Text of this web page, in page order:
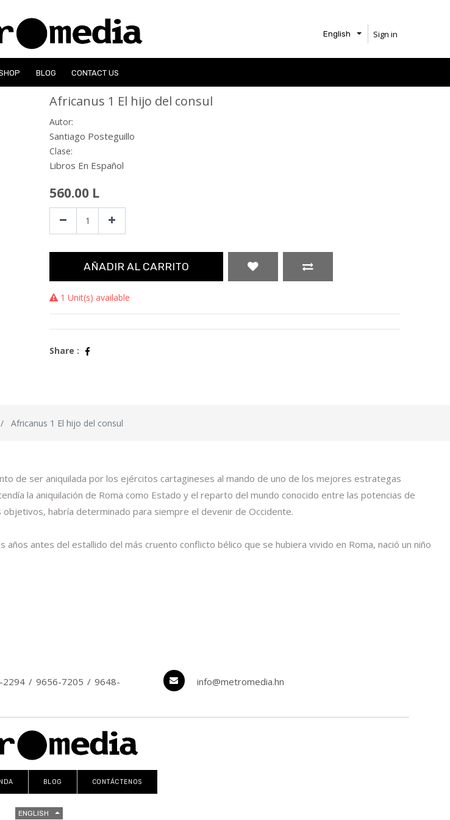
English Sign in
BLOG CONTACT US
Africanus 1 El hijo del consul
Autor:
Santiago Posteguillo
Clase:
Libros En Español
560.00 L
AÑADIR AL CARRITO
1 Unit(s) available
Share :
Africanus 1 El hijo del consul
de ser aniquilada por los ejércitos cartagineses al mando de uno de los mejores estrategas
la aniquilación de Roma como Estado y el reparto del mundo conocido entre las potencias de
habría determinado para siempre el devenir de Occidente.
antes del estallido del más cruento conflicto bélico que se hubiera vivido en Roma, nació un niño
2294 / 9656-7205 / 9648-
info@metromedia.hn
BLOG CONTÁCTENOS
ENGLISH